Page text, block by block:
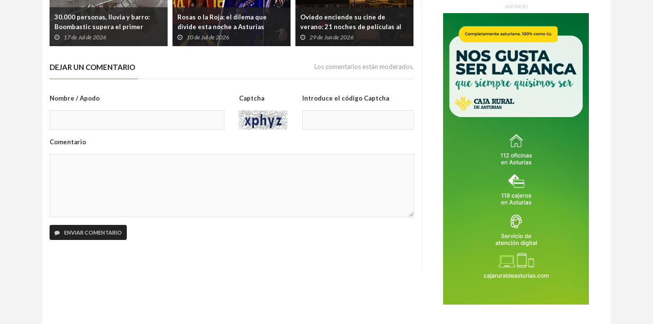
30.000 personas, lluvia y barro:
Boombastic supera el primer
asalto y Llanera se prepara para
otra noche multitudinaria
17 de Jul de 2026
Rosas o la Roja: el dilema que
divide esta noche a Asturias
10 de Jul de 2026
Oviedo enciende su cine de
verano: 21 noches de películas al
aire libre en barrios y pueblos del
concejo
29 de Jun de 2026
mete en la gran final de FestiAMAS
28 de Jun de 2026
fiesta azul: 20.000 voces,
cumpleaños feliz y una
superestrella en plena coronación
27 de Jun de 2026
DEJAR UN COMENTARIO Los comentarios están moderados.
Nombre / Apodo Captcha Introduce el código Captcha
Comentario
ENVIAR COMENTARIO
ANUNCIO